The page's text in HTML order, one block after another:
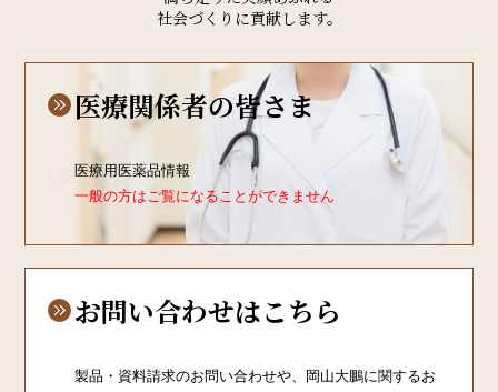
社会づくりに貢献します。
医療関係者の皆さま
医療用医薬品情報
一般の方はご覧になることができません
お問い合わせはこちら
製品・資料請求のお問い合わせや、
岡山大鵬に関するお